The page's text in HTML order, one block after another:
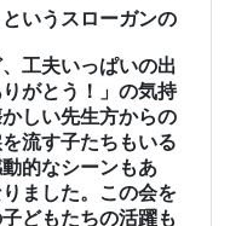
いうスローガンの
工夫いっぱいの出
がとう！」の気持
しい先生方からの
流す子たちもいる
的なシーンもあ
ました。この会を
どもたちの活躍も